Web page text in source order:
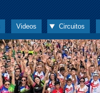
Videos Circuitos